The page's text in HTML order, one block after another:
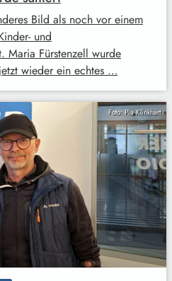
Bild als noch vor einem
und
Maria Fürstenzell wurde
wieder ein echtes …
Foto: Pia Klinkhart